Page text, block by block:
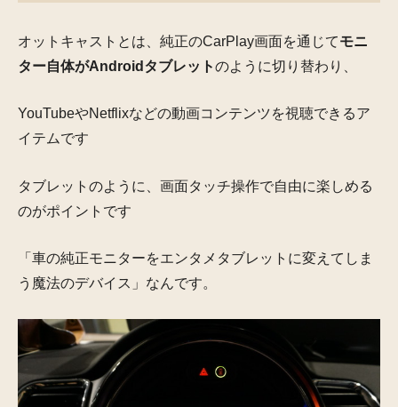
オットキャストとは、純正のCarPlay画面を通じてモニ
ター自体がAndroidタブレットのように切り替わり、
YouTubeやNetflixなどの動画コンテンツを視聴できるア
イテムです
タブレットのように、画面タッチ操作で自由に楽しめる
のがポイントです
「車の純正モニターをエンタメタブレットに変えてしま
う魔法のデバイス」なんです。